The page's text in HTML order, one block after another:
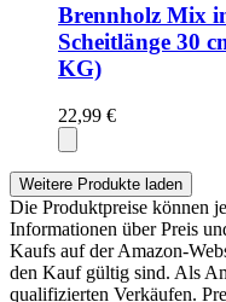
Brennholz Mix
Scheitlänge 30
KG)
22,99 €
Weitere Produkte laden
Die Produktpreise können
Informationen über Preis
Kaufs auf der Amazon-
den Kauf gültig sind. Als
qualifizierten Verkäufen.